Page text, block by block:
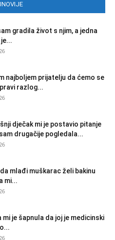
gradila život s njim, a jedna
najboljem prijatelju da ćemo se
razlog...
dječak mi je postavio pitanje
drugačije pogledala...
mlađi muškarac želi bakinu
mi...
mi je šapnula da joj je medicinski